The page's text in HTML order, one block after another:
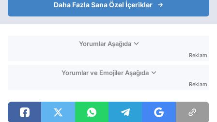
Daha Fazla Sana Özel İçerikler
Yorumlar Aşağıda
Reklam
Yorumlar ve Emojiler Aşağıda
Reklam